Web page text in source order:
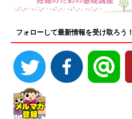
フォローして最新情報を受け取ろう！